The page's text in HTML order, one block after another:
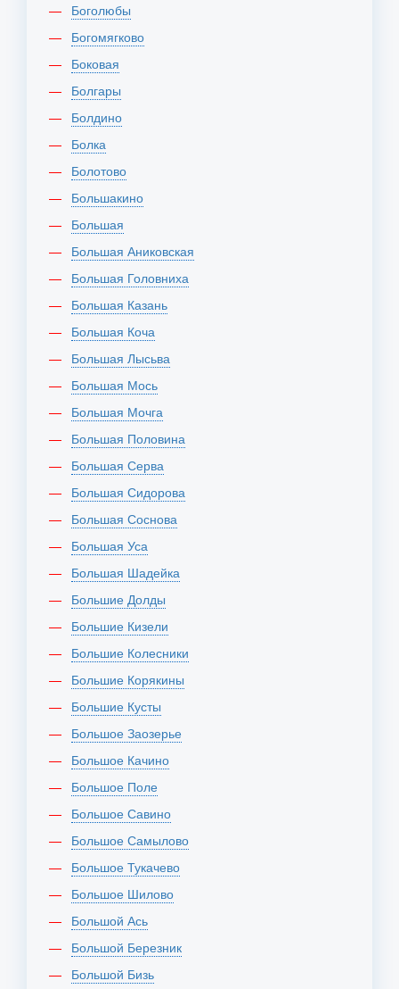
Боголюбы
Богомягково
Боковая
Болгары
Болдино
Болка
Болотово
Большакино
Большая
Большая Аниковская
Большая Головниха
Большая Казань
Большая Коча
Большая Лысьва
Большая Мось
Большая Мочга
Большая Половина
Большая Серва
Большая Сидорова
Большая Соснова
Большая Уса
Большая Шадейка
Большие Долды
Большие Кизели
Большие Колесники
Большие Корякины
Большие Кусты
Большое Заозерье
Большое Качино
Большое Поле
Большое Савино
Большое Самылово
Большое Тукачево
Большое Шилово
Большой Ась
Большой Березник
Большой Бизь